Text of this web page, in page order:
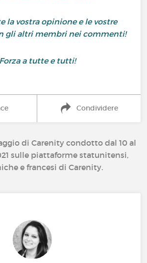
la vostra opinione e le vostre
gli altri membri nei commenti!
Forza a tutte e tutti!
Condividere
di Carenity condotto dal 10 al
sulle piattaforme statunitensi,
e francesi di Carenity.